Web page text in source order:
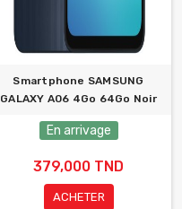
Smartphone SAMSUNG
GALAXY A06 4Go 64Go Noir
En arrivage
379,000 TND
ACHETER